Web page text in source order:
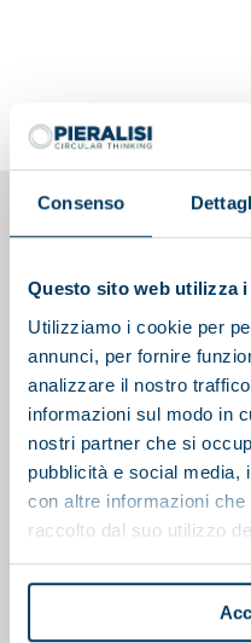
Consenso
Questo sito web utilizza
Utilizziamo i cookie per
annunci, per fornire
analizzare il nostro
informazioni sul modo in
nostri partner che si
pubblicità e social media,
con altre informazioni
raccolto dal suo utilizzo
También te